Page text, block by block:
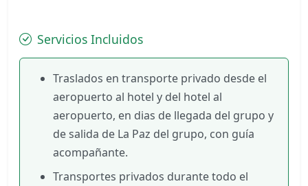
Servicios Incluidos
Traslados en transporte privado desde el
aeropuerto al hotel y del hotel al
aeropuerto, en dias de llegada del grupo y
de salida de La Paz del grupo, con guía
acompañante.
Transportes privados durante todo el